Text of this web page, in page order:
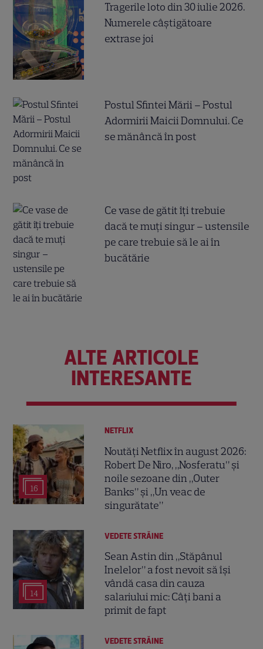
Tragerile loto din 30 iulie 2026.
Numerele câştigătoare
extrase joi
Postul Sfintei Mării – Postul
Adormirii Maicii Domnului. Ce
se mănâncă în post
Ce vase de gătit îți trebuie
dacă te muți singur – ustensile
pe care trebuie să le ai în
bucătărie
ALTE ARTICOLE
INTERESANTE
16
NETFLIX
Noutăți Netflix în august 2026:
Robert De Niro, „Nosferatu” și
noile sezoane din „Outer
Banks” și „Un veac de
singurătate”
14
VEDETE STRĂINE
Sean Astin din „Stăpânul
Inelelor” a fost nevoit să își
vândă casa din cauza
salariului mic: Câți bani a
primit de fapt
VEDETE STRĂINE